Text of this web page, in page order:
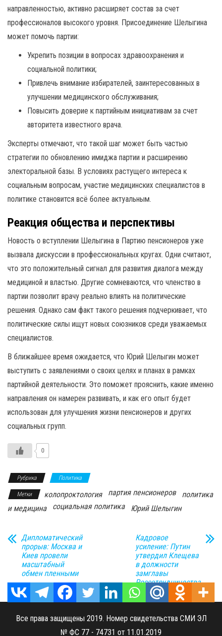
направленностью, активно расширяет состав за счет
профессионалов высокого уровня. Присоединение Шелыгина
может помочь партии:
Укрепить позиции в вопросах здравоохранения и
социальной политики;
Привлечь внимание избирателей, заинтересованных в
улучшении медицинского обслуживания;
Повысить доверие к партийным инициативам за счет
авторитета известного врача.
Эксперты отмечают, что такой шаг может быть частью
стратегии по обновлению имиджа партии и расширению
электоральной базы. В условиях растущего интереса к
социальным вопросам, участие медицинских специалистов в
политике становится всё более актуальным.
Реакция общества и перспективы
Новость о вступлении Шелыгина в Партию пенсионеров уже
вызвала дискуссии в профессиональных кругах. Одни считают,
что это положительный сигнал для развития диалога между
медициной и властью. Другие сомневаются, что членство в
партии позволит врачу реально влиять на политические
решения. Однако сам факт такого решения подчеркивает, что
политические силы ищут новых союзников среди уважаемых
специалистов.
В ближайшее время ожидается, что Юрий Шелыгин может
выступить с заявлениями о своих целях и планах в рамках
партийной деятельности. Это поможет прояснить, какие именно
направления он намерен развивать, и как его опыт будет
использован для улучшения жизни пенсионеров и других
социальных групп.
0
Рубрика Политика
Метки колопроктология партия пенсионеров
политика
и медицина
социальная политика Юрий Шелыгин
Дипломатический
прорыв: Москва и
Киев провели
масштабный
обмен пленными
Кадровое
усиление: Путин
утвердил Клещева
в должности
замглавы
Россотрудничества
Все права защищены 2019. Номер свидетельства СМИ ЭЛ
№ ФС 77 - 74731 от 11.01.2019